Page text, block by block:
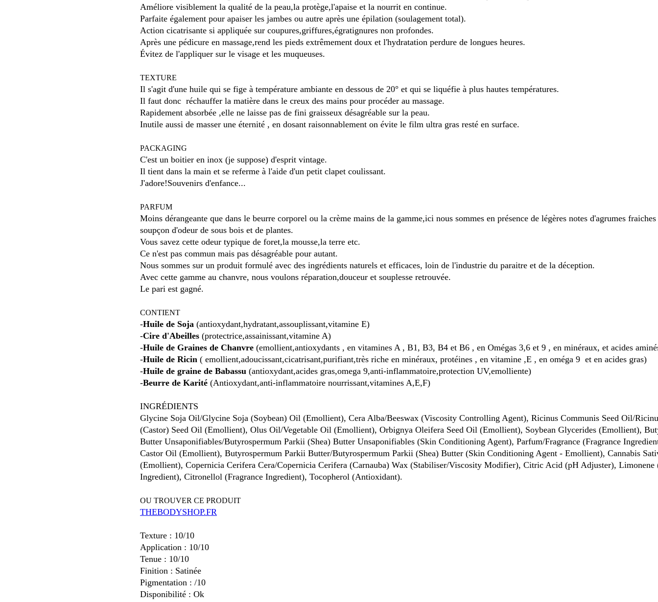
Améliore visiblement la qualité de la peau,la protège,l'apaise et la nourrit en continue.
Parfaite également pour apaiser les jambes ou autre après une épilation (soulagement total).
Action cicatrisante si appliquée sur coupures,griffures,égratignures non profondes.
Après une pédicure en massage,rend les pieds extrêmement doux et l'hydratation perdure de longues heures.
Évitez de l'appliquer sur le visage et les muqueuses.
TEXTURE
Il s'agit d'une huile qui se fige à température ambiante en dessous de 20° et qui se liquéfie à plus hautes températures.
Il faut donc réchauffer la matière dans le creux des mains pour procéder au massage.
Rapidement absorbée ,elle ne laisse pas de fini graisseux désagréable sur la peau.
Inutile aussi de masser une éternité , en dosant raisonnablement on évite le film ultra gras resté en surface.
PACKAGING
C'est un boitier en inox (je suppose) d'esprit vintage.
Il tient dans la main et se referme à l'aide d'un petit clapet coulissant.
J'adore!Souvenirs d'enfance...
PARFUM
Moins dérangeante que dans le beurre corporel ou la crème mains de la gamme,ici nous sommes en présence de légères notes d'agrumes
soupçon d'odeur de sous bois et de plantes.
Vous savez cette odeur typique de foret,la mousse,la terre etc.
Ce n'est pas commun mais pas désagréable pour autant.
Nous sommes sur un produit formulé avec des ingrédients naturels et efficaces, loin de l'industrie du paraitre et de la déception.
Avec cette gamme au chanvre, nous voulons réparation,douceur et souplesse retrouvée.
Le pari est gagné.
CONTIENT
-Huile de Soja (antioxydant,hydratant,assouplissant,vitamine E)
-Cire d'Abeilles (protectrice,assainissant,vitamine A)
-Huile de Graines de Chanvre (emollient,antioxydants , en vitamines A , B1, B3, B4 et B6 , en Omégas 3,6 et 9 , en minéraux, et acides
-Huile de Ricin ( emollient,adoucissant,cicatrisant,purifiant,très riche en minéraux, protéines , en vitamine ,E , en oméga 9 et en acides gras)
-Huile de graine de Babassu (antioxydant,acides gras,omega 9,anti-inflammatoire,protection UV,emolliente)
-Beurre de Karité (Antioxydant,anti-inflammatoire nourrissant,vitamines A,E,F)
INGRÉDIENTS
Glycine Soja Oil/Glycine Soja (Soybean) Oil (Emollient), Cera Alba/Beeswax (Viscosity Controlling Agent), Ricinus Communis Seed Oil/
(Castor) Seed Oil (Emollient), Olus Oil/Vegetable Oil (Emollient), Orbignya Oleifera Seed Oil (Emollient), Soybean Glycerides (Emollient),
Butter Unsaponifiables/Butyrospermum Parkii (Shea) Butter Unsaponifiables (Skin Conditioning Agent), Parfum/Fragrance (Fragrance
Castor Oil (Emollient), Butyrospermum Parkii Butter/Butyrospermum Parkii (Shea) Butter (Skin Conditioning Agent - Emollient), Cannabis
(Emollient), Copernicia Cerifera Cera/Copernicia Cerifera (Carnauba) Wax (Stabiliser/Viscosity Modifier), Citric Acid (pH Adjuster), Limonene
Ingredient), Citronellol (Fragrance Ingredient), Tocopherol (Antioxidant).
OU TROUVER CE PRODUIT
THEBODYSHOP.FR
Texture : 10/10
Application : 10/10
Tenue : 10/10
Finition : Satinée
Pigmentation : /10
Disponibilité : Ok